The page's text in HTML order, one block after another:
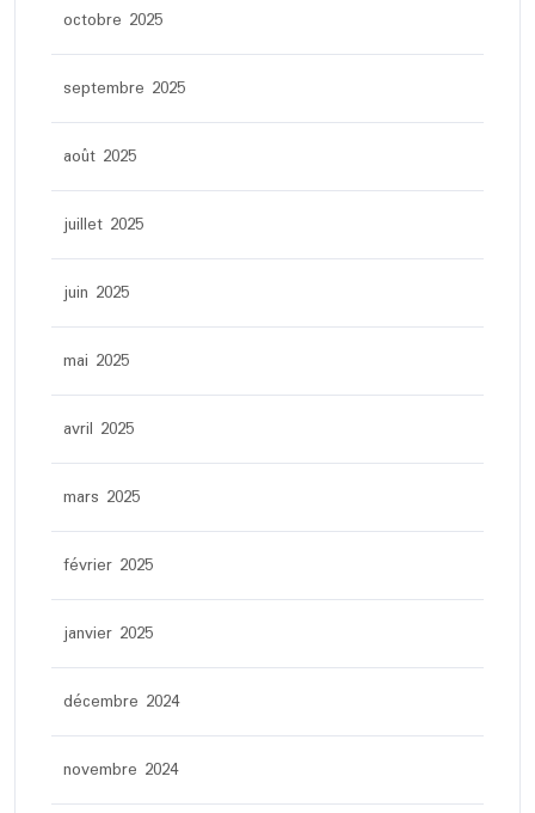
octobre 2025
septembre 2025
août 2025
juillet 2025
juin 2025
mai 2025
avril 2025
mars 2025
février 2025
janvier 2025
décembre 2024
novembre 2024